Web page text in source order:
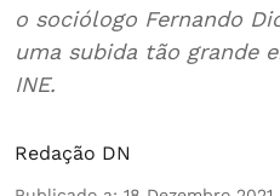
o sociólogo Fernando
uma subida tão grande
INE.
Redação DN